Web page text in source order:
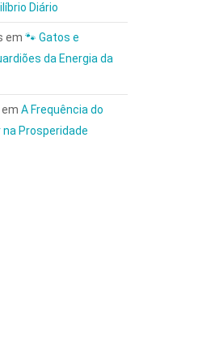
Diário
em🐾 Gatos e
da Energia da
emA Frequência do
na Prosperidade